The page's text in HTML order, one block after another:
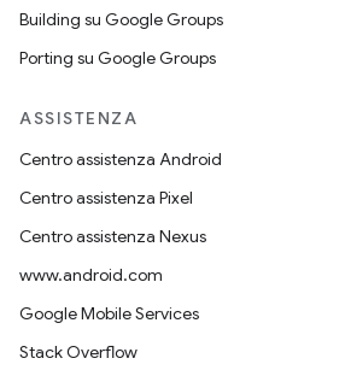
Building su Google Groups
Porting su Google Groups
ASSISTENZA
Centro assistenza Android
Centro assistenza Pixel
Centro assistenza Nexus
www.android.com
Google Mobile Services
Stack Overflow